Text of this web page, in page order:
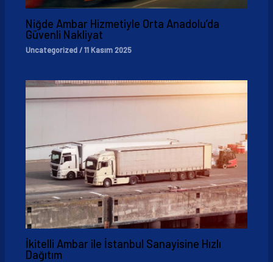
Niğde Ambar Hizmetiyle Orta Anadolu’da
Güvenli Nakliyat
Uncategorized/11 Kasım 2025
İkitelli Ambar ile İstanbul Sanayisine Hızlı
Dağıtım